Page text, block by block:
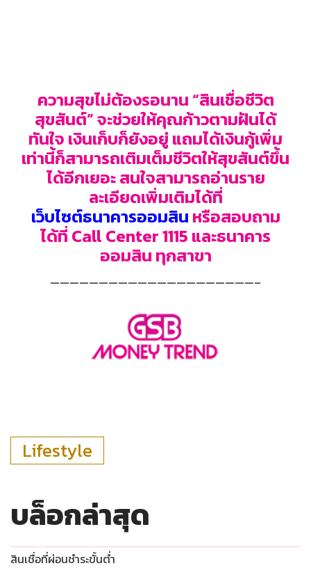
ความสุขไม่ต้องรอนาน “สินเชื่อชีวิต
สุขสันต์” จะช่วยให้คุณก้าวตามฝันได้
ทันใจ เงินเก็บก็ยังอยู่ แถมได้เงินกู้เพิ่ม
เท่านี้ก็สามารถเติมเต็มชีวิตให้สุขสันต์ขึ้น
ได้อีกเยอะ สนใจสามารถอ่านราย
ละเอียดเพิ่มเติมได้ที่
เว็บไซต์ธนาคารออมสิน หรือสอบถาม
ได้ที่ Call Center 1115 และธนาคาร
ออมสิน ทุกสาขา
—————————————————————–
Lifestyle
บล็อกล่าสุด
สินเชื่อที่ผ่อนชำระขั้นต่ำ